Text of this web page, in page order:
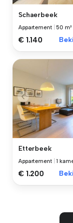
Schaerbeek
Appartement |50 m²
€ 1.140
Etterbeek
Appartement |1
€ 1.200